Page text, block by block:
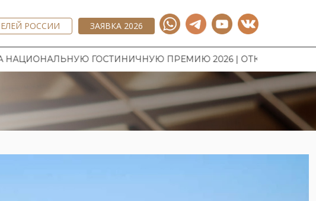
РОССИИ ЗАЯВКА 2026
ГОСТИНИЧНУЮ ПРЕМИЮ 2026 | ОТКРЫТ ПРИЕМ ЗАЯВОК НА